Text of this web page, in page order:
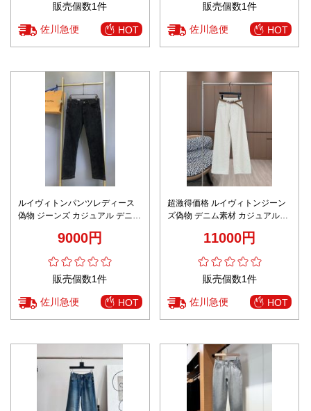
販売個数1件
佐川急便 HOT
販売個数1件
佐川急便 HOT
ルイヴィトンパンツレディース
偽物 ジーンズ カジュアル デニム
9000円
販売個数1件
佐川急便 HOT
超激得価格 ルイヴィトンジーン
ズ偽物 デニム素材 カジュアルズ
11000円
販売個数1件
佐川急便 HOT